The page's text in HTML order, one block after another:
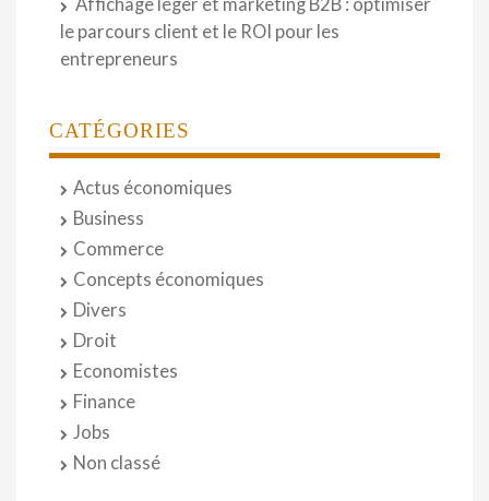
Affichage léger et marketing B2B : optimiser
le parcours client et le ROI pour les
entrepreneurs
CATÉGORIES
Actus économiques
Business
Commerce
Concepts économiques
Divers
Droit
Economistes
Finance
Jobs
Non classé